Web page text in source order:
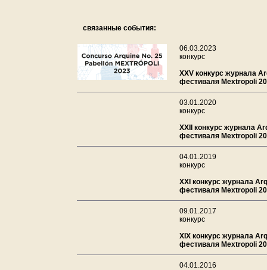
связанные события:
06.03.2023
конкурс
XXV конкурс журнала
фестиваля Mextropoli
03.01.2020
конкурс
XXII конкурс журнала
фестиваля Mextropoli
04.01.2019
конкурс
XXI конкурс журнала
фестиваля Mextropoli
09.01.2017
конкурс
XIX конкурс журнала
фестиваля Mextropoli
04.01.2016